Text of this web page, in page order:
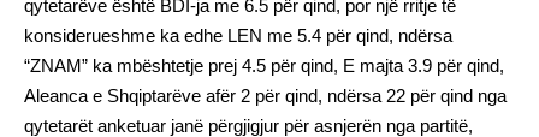
qytetarëve është BDI-ja me 6.5 për qind, por një rritje të
konsiderueshme ka edhe LEN me 5.4 për qind, ndërsa
“ZNAM” ka mbështetje prej 4.5 për qind, E majta 3.9 për qind,
Aleanca e Shqiptarëve afër 2 për qind, ndërsa 22 për qind nga
qytetarët anketuar janë përgjigjur për asnjerën nga partitë,